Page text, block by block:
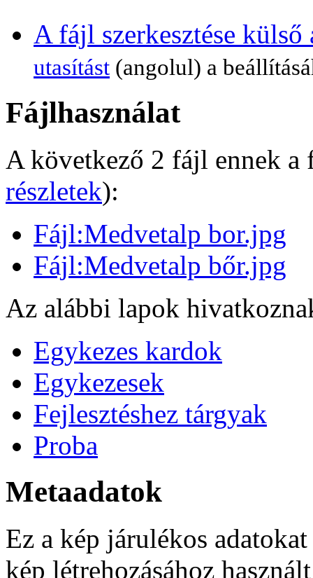
A fájl szerkesztése külső
utasítást (angolul) a
Fájlhasználat
A következő 2 fájl ennek
részletek):
Fájl:Medvetalp bor.jpg
Fájl:Medvetalp bőr.jpg
Az alábbi lapok
Egykezes kardok
Egykezesek
Fejlesztéshez tárgyak
Proba
Metaadatok
Ez a kép járulékos
kép létrehozásához